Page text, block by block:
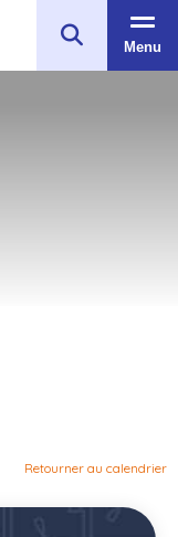
Menu
Retourner au calendrier